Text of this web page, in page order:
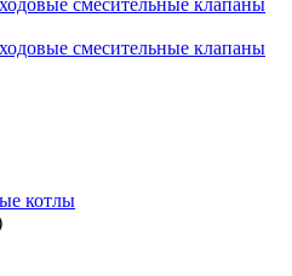
смесительные клапаны
смесительные клапаны
котлы